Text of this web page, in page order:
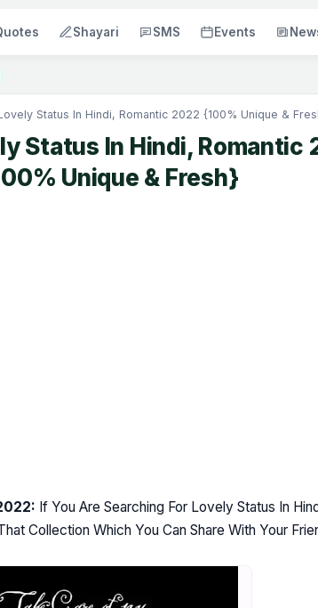
Shayari SMS Events
Status In Hindi, Romantic 2022 {100% Unique &
Status In Hindi, Romantic
Unique & Fresh}
If You Are Searching For Lovely Status In
Collection Which You Can Share With Your